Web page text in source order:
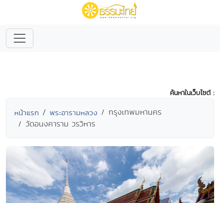
ค้นหาในเว็บไซต์ :
หน้าแรก พระอารามหลวง
กรุงเทพมหานคร
วัดอนงคาราม วรวิหาร